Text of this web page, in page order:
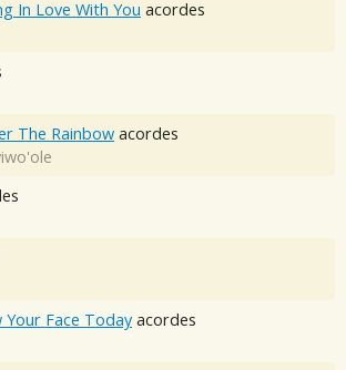
In Love With You acordes
The Rainbow acordes
Your Face Today acordes